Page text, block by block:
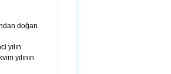
doğan
yılın
yılının